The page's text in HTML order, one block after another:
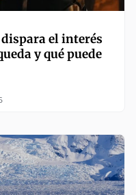
dispara el interés
y qué puede